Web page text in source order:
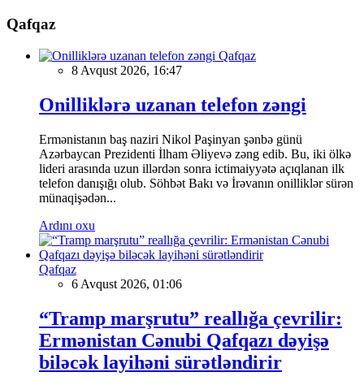
Qafqaz
Qafqaz
8 Avqust 2026, 16:47
Onilliklərə uzanan telefon zəngi
Ermənistanın baş naziri Nikol Paşinyan şənbə günü
Azərbaycan Prezidenti İlham Əliyevə zəng edib. Bu, iki ölkə
lideri arasında uzun illərdən sonra ictimaiyyətə açıqlanan ilk
telefon danışığı olub. Söhbət Bakı və İrəvanın onilliklər sürən
münaqişədən...
Ardını oxu
Qafqaz
6 Avqust 2026, 01:06
“Tramp marşrutu” reallığa çevrilir:
Ermənistan Cənubi Qafqazı dəyişə
biləcək layihəni sürətləndirir